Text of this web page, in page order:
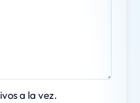
a la vez.